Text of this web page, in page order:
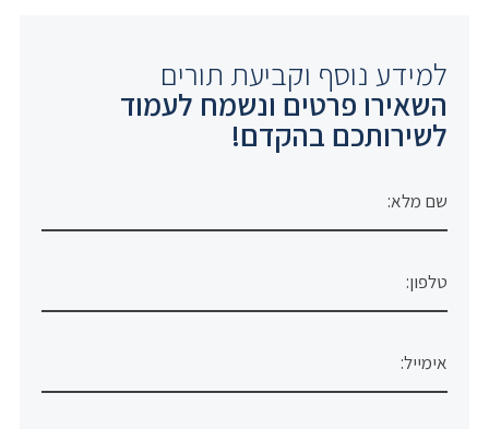
למידע נוסף וקביעת תורים
השאירו פרטים ונשמח לעמוד
לשירותכם בהקדם!